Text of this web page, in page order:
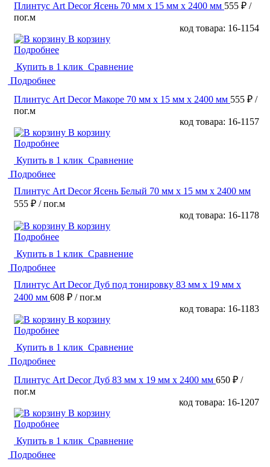
Плинтус Art Decor Ясень 70 мм х 15 мм х 2400 мм 555 ₽ /
пог.м
код товара: 16-1154
В корзину
Подробнее
Купить в 1 клик Сравнение
Подробнее
Плинтус Art Decor Макоре 70 мм х 15 мм х 2400 мм 555 ₽ /
пог.м
код товара: 16-1157
В корзину
Подробнее
Купить в 1 клик Сравнение
Подробнее
Плинтус Art Decor Ясень Белый 70 мм х 15 мм х 2400 мм
555 ₽ / пог.м
код товара: 16-1178
В корзину
Подробнее
Купить в 1 клик Сравнение
Подробнее
Плинтус Art Decor Дуб под тонировку 83 мм х 19 мм х
2400 мм 608 ₽ / пог.м
код товара: 16-1183
В корзину
Подробнее
Купить в 1 клик Сравнение
Подробнее
Плинтус Art Decor Дуб 83 мм х 19 мм х 2400 мм 650 ₽ /
пог.м
код товара: 16-1207
В корзину
Подробнее
Купить в 1 клик Сравнение
Подробнее